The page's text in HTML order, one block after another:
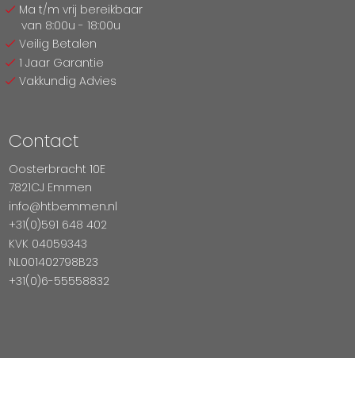
Ma t/m vrij bereikbaar
van 8:00u - 18:00u
Veilig Betalen
1 Jaar Garantie
Vakkundig Advies
Contact
Oosterbracht 10E
7821CJ Emmen
info@htbemmen.nl
+31(0)591 648 402
KVK 04059343
NL001402798B23
+31(0)6-55558832